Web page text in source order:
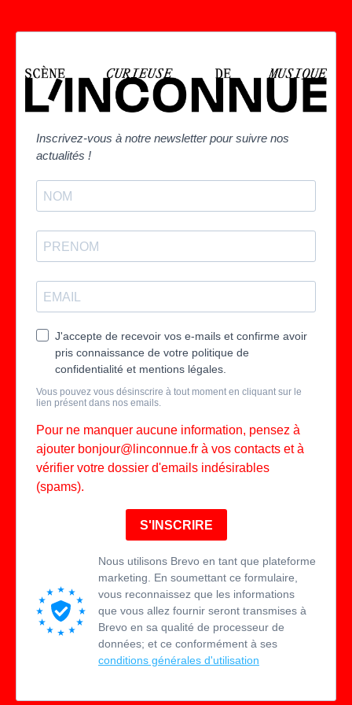
Inscrivez-vous à notre newsletter pour suivre nos
actualités !
J'accepte de recevoir vos e-mails et confirme avoir
pris connaissance de votre politique de
confidentialité et mentions légales.
Vous pouvez vous désinscrire à tout moment en cliquant sur le
lien présent dans nos emails.
Pour ne manquer aucune information, pensez à
ajouter bonjour@linconnue.fr à vos contacts et à
vérifier votre dossier d'emails indésirables
(spams).
S'INSCRIRE
Nous utilisons Brevo en tant que plateforme
marketing. En soumettant ce formulaire,
vous reconnaissez que les informations
que vous allez fournir seront transmises à
Brevo en sa qualité de processeur de
données; et ce conformément à ses
conditions générales d'utilisation